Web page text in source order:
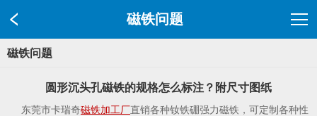
磁铁问题
磁铁问题
圆形沉头孔磁铁的规格怎么标注？附尺寸图纸
东莞市卡瑞奇磁铁加工厂直销各种钕铁硼强力磁铁，可定制各种性